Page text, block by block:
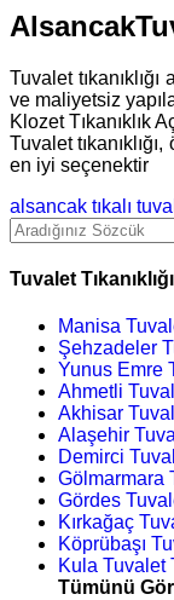
Tuvalet
ve maliyetsiz
Klozet Tıkanıklık
Tuvalet
en iyi seçenektir
alsancak tıkalı
Tuvalet
Manisa
Şehzadeler
Yunus Emre
Ahmetli
Akhisar
Alaşehir
Demirci
Gölmarmara
Gördes
Kırkağaç
Köprübaşı
Kula Tuvalet
Tümünü Gör